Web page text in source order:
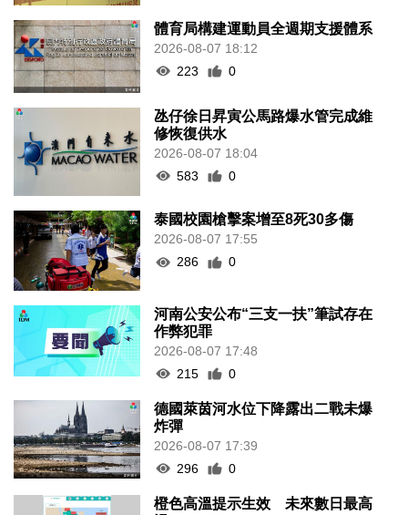
體育局構建運動員全週期支援體系
2026-08-07 18:12
223
0
氹仔徐日昇寅公馬路爆水管完成維
修恢復供水
2026-08-07 18:04
583
0
泰國校園槍擊案增至8死30多傷
2026-08-07 17:55
286
0
河南公安公布“三支一扶”筆試存在
作弊犯罪
2026-08-07 17:48
215
0
德國萊茵河水位下降露出二戰未爆
炸彈
2026-08-07 17:39
296
0
橙色高溫提示生效 未來數日最高